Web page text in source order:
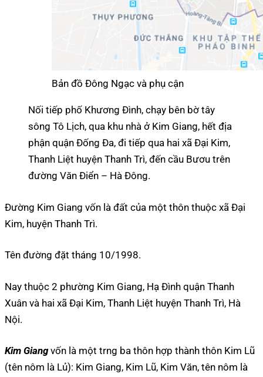
Bản đồ Đông Ngạc và phụ cận
Nối tiếp phố Khương Đình, chạy bên bờ tây
sông Tô Lịch, qua khu nhà ở Kim Giang, hết địa
phận quận Đống Đa, đi tiếp qua hai xã Đại Kim,
Thanh Liệt huyện Thanh Trì, đến cầu Bươu trên
đường Văn Điển – Hà Đông.
Đường Kim Giang vốn là đất của một thôn thuộc xã Đại
Kim, huyện Thanh Trì.
Tên đường đặt tháng 10/1998.
Nay thuộc 2 phường Kim Giang, Hạ Đình quận Thanh
Xuân và hai xã Đại Kim, Thanh Liệt huyện Thanh Trì, Hà
Nội.
Kim Giangvốn là một trng ba thôn hợp thành thôn Kim Lũ
(tên nôm là Lủ): Kim Giang, Kim Lũ, Kim Văn, tên nôm là